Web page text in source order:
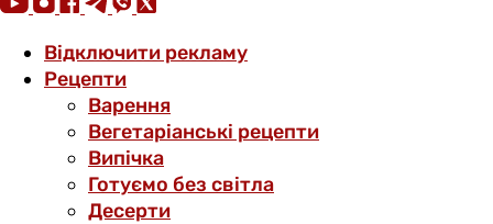
Відключити рекламу
Рецепти
Варення
Вегетаріанські рецепти
Випічка
Готуємо без світла
Десерти